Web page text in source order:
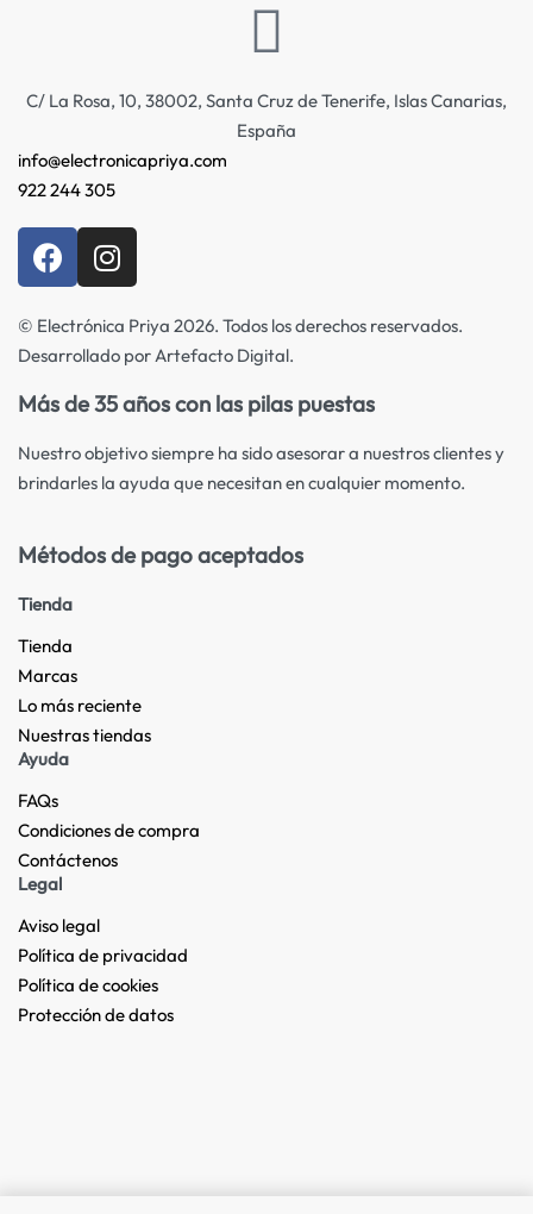
C/ La Rosa, 10, 38002, Santa Cruz de Tenerife, Islas Canarias,
España
info@electronicapriya.com
922 244 305
© Electrónica Priya 2026. Todos los derechos reservados.
Desarrollado por Artefacto Digital.
Más de 35 años con las pilas puestas
Nuestro objetivo siempre ha sido asesorar a nuestros clientes y
brindarles la ayuda que necesitan en cualquier momento.
Métodos de pago aceptados
Tienda
Tienda
Marcas
Lo más reciente​
Nuestras tiendas​
Ayuda
FAQs
Condiciones de compra
Contáctenos
Legal
Aviso legal
Política de privacidad
Política de cookies
Protección de datos